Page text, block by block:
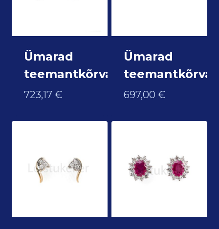
Ümarad
teemantkõrvarõngad
723,17 €
Ümarad
697,00 €